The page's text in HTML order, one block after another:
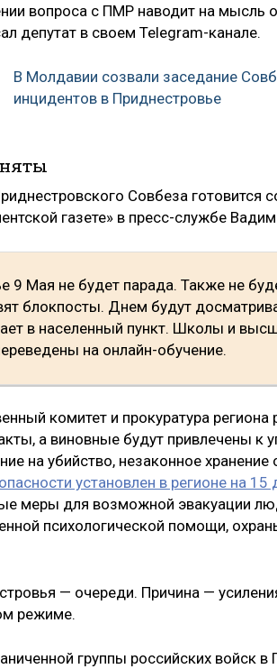
вопроса с ПМР наводит на мысль
депутат в своем Telegram-канале.
В Молдавии созвали заседание
инцидентов в Приднестровье
Совбеза готовится
газете» в пресс-службе
9 Мая не будет парада. Также не
блокпосты. Днем будут
в населенный пункт. Школы и
на онлайн-обучение.
комитет и прокуратура
а виновные будут привлечены к
на убийство, незаконное хранение
установлен в регионе на 15
меры для возможной эвакуации
психологической помощи,
— очереди. Причина —
режиме.
группы российских войск